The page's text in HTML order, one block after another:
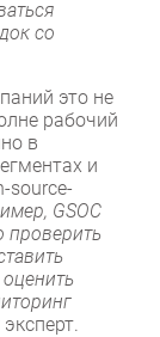
со
это не
рабочий
в
и
source-
GSOC
проверить